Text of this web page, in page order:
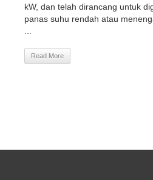
kW, dan telah dirancang untuk
panas suhu rendah atau
Read More